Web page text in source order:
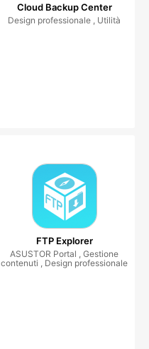
Cloud Backup Center
Design professionale , Utilità
FTP Explorer
ASUSTOR Portal , Gestione
contenuti , Design professionale